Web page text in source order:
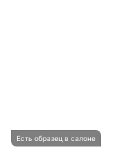
Есть образец в салоне